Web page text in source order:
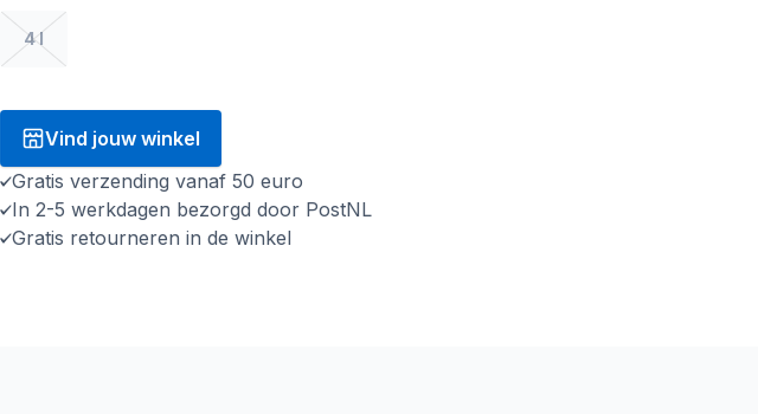
4 l
Vind jouw winkel
Gratis verzending vanaf 50 euro
In 2-5 werkdagen bezorgd door PostNL
Gratis retourneren in de winkel